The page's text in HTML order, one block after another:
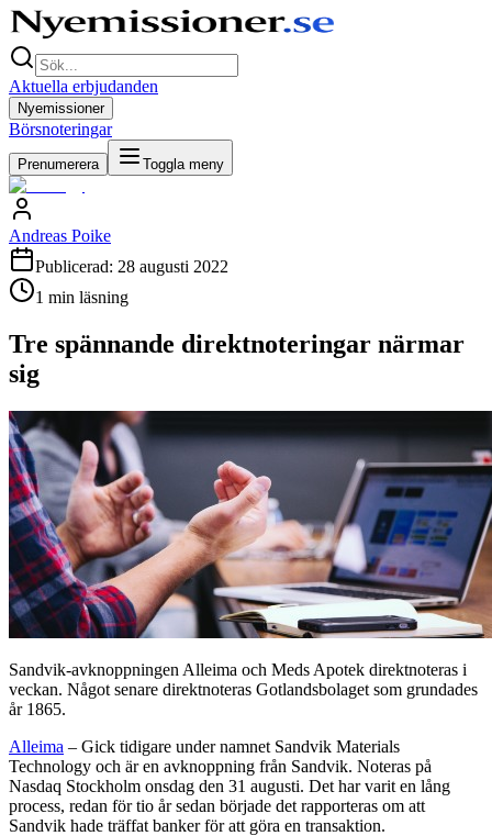
Aktuella erbjudanden
Nyemissioner
Börsnoteringar
Prenumerera Toggla meny
Andreas Poike
Publicerad: 28 augusti 2022
1 min läsning
Tre spännande direktnoteringar närmar
sig
Sandvik-avknoppningen Alleima och Meds Apotek direktnoteras i
veckan. Något senare direktnoteras Gotlandsbolaget som grundades
år 1865.
Alleima – Gick tidigare under namnet Sandvik Materials
Technology och är en avknoppning från Sandvik. Noteras på
Nasdaq Stockholm onsdag den 31 augusti. Det har varit en lång
process, redan för tio år sedan började det rapporteras om att
Sandvik hade träffat banker för att göra en transaktion.